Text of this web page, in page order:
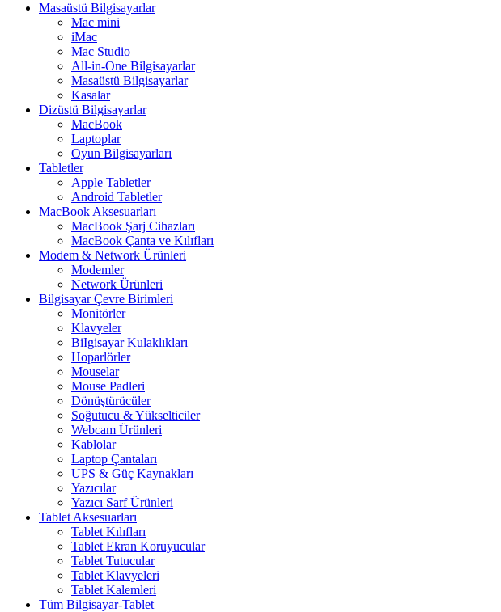
Masaüstü Bilgisayarlar
Mac mini
iMac
Mac Studio
All-in-One Bilgisayarlar
Masaüstü Bilgisayarlar
Kasalar
Dizüstü Bilgisayarlar
MacBook
Laptoplar
Oyun Bilgisayarları
Tabletler
Apple Tabletler
Android Tabletler
MacBook Aksesuarları
MacBook Şarj Cihazları
MacBook Çanta ve Kılıfları
Modem & Network Ürünleri
Modemler
Network Ürünleri
Bilgisayar Çevre Birimleri
Monitörler
Klavyeler
BiIgisayar Kulaklıkları
Hoparlörler
Mouselar
Mouse Padleri
Dönüştürücüler
Soğutucu & Yükselticiler
Webcam Ürünleri
Kablolar
Laptop Çantaları
UPS & Güç Kaynakları
Yazıcılar
Yazıcı Sarf Ürünleri
Tablet Aksesuarları
Tablet Kılıfları
Tablet Ekran Koruyucular
Tablet Tutucular
Tablet Klavyeleri
Tablet Kalemleri
Tüm Bilgisayar-Tablet